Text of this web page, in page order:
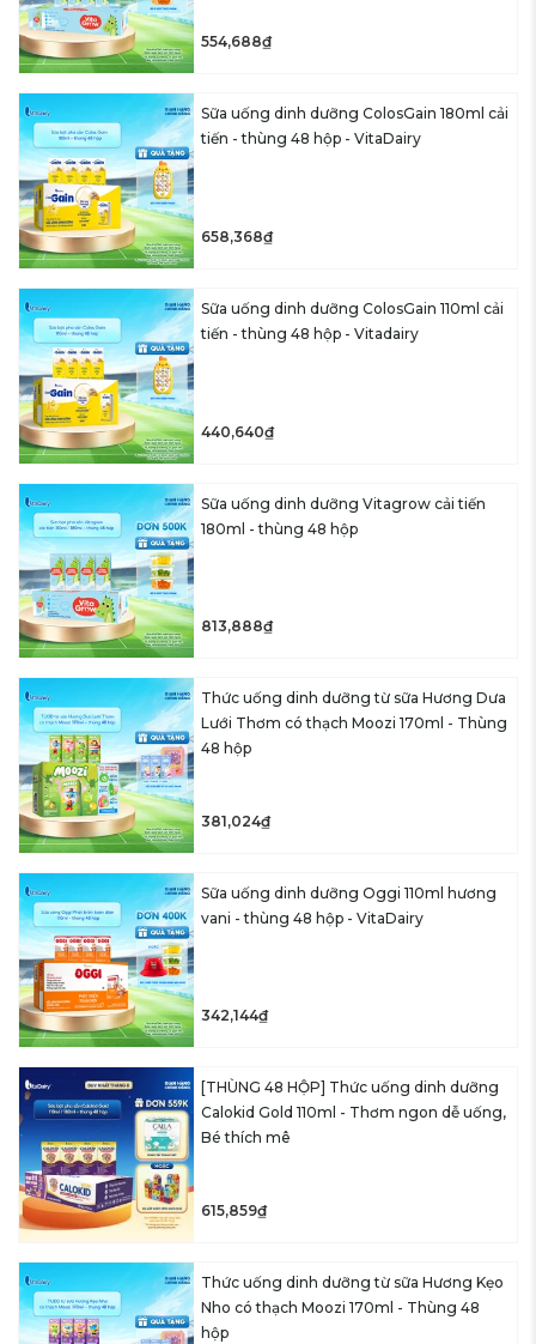
554,688₫
Sữa uống dinh dưỡng ColosGain 180ml cải
tiến - thùng 48 hộp - VitaDairy
658,368₫
Sữa uống dinh dưỡng ColosGain 110ml cải
tiến - thùng 48 hộp - Vitadairy
440,640₫
Sữa uống dinh dưỡng Vitagrow cải tiến
180ml - thùng 48 hộp
813,888₫
Thức uống dinh dưỡng từ sữa Hương Dưa
Lưới Thơm có thạch Moozi 170ml - Thùng
48 hộp
381,024₫
Sữa uống dinh dưỡng Oggi 110ml hương
vani - thùng 48 hộp - VitaDairy
342,144₫
[THÙNG 48 HỘP] Thức uống dinh dưỡng
Calokid Gold 110ml - Thơm ngon dễ uống,
Bé thích mê
615,859₫
Thức uống dinh dưỡng từ sữa Hương Kẹo
Nho có thạch Moozi 170ml - Thùng 48
hộp